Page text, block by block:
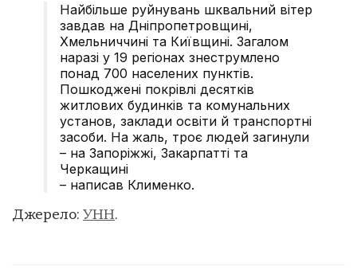
Найбільше руйнувань шквальний вітер
завдав на Дніпропетровщині,
Хмельниччині та Київщині. Загалом
наразі у 19 регіонах знеструмлено
понад 700 населених пунктів.
Пошкоджені покрівлі десятків
житлових будинків та комунальних
установ, заклади освіти й транспортні
засоби. На жаль, троє людей загинули
– на Запоріжжі, Закарпатті та
Черкащині
– написав Клименко.
Джерело: УНН.